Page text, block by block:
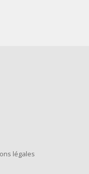
légales